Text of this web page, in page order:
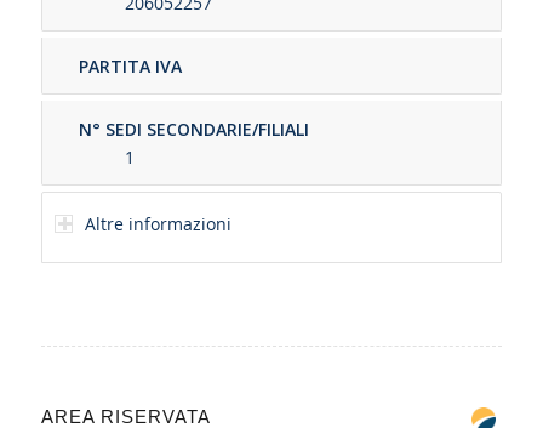
PARTITA IVA
N° SEDI SECONDARIE/FILIALI
1
Altre informazioni
AREA RISERVATA